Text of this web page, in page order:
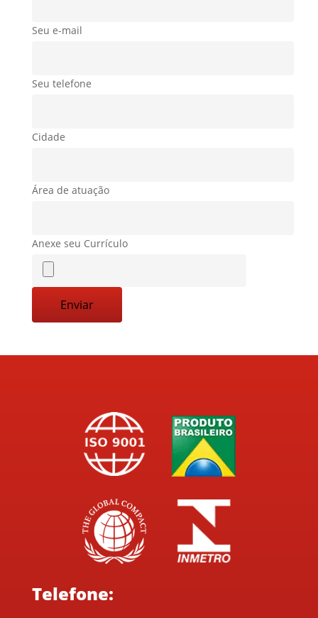
Seu e-mail
Seu telefone
Cidade
Área de atuação
Anexe seu Currículo
Telefone: